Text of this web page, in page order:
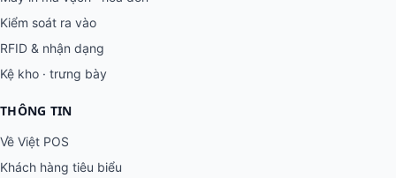
Kiểm soát ra vào
RFID & nhận dạng
Kệ kho · trưng bày
THÔNG TIN
Về Việt POS
Khách hàng tiêu biểu